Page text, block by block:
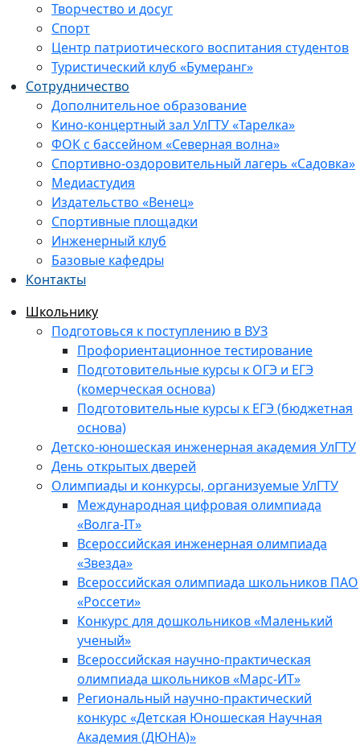
Творчество и досуг
Спорт
Центр патриотического воспитания студентов
Туристический клуб «Бумеранг»
Сотрудничество
Дополнительное образование
Кино-концертный зал УлГТУ «Тарелка»
ФОК с бассейном «Северная волна»
Спортивно-оздоровительный лагерь «Садовка»
Медиастудия
Издательство «Венец»
Спортивные площадки
Инженерный клуб
Базовые кафедры
Контакты
Школьнику
Подготовься к поступлению в ВУЗ
Профориентационное тестирование
Подготовительные курсы к ОГЭ и ЕГЭ
(комерческая основа)
Подготовительные курсы к ЕГЭ (бюджетная
основа)
Детско-юношеская инженерная академия УлГТУ
День открытых дверей
Олимпиады и конкурсы, организуемые УлГТУ
Международная цифровая олимпиада
«Волга-IT»
Всероссийская инженерная олимпиада
«Звезда»
Всероссийская олимпиада школьников ПАО
«Россети»
Конкурс для дошкольников «Маленький
ученый»
Всероссийская научно-практическая
олимпиада школьников «Марс-ИТ»
Региональный научно-практический
конкурс «Детская Юношеская Научная
Академия (ДЮНА)»